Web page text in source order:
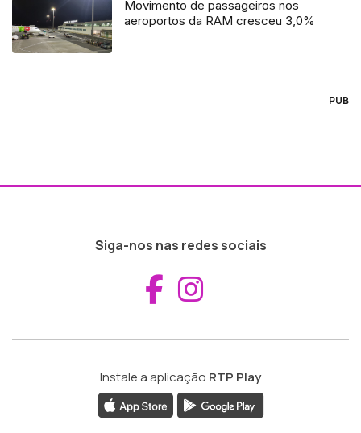
Movimento de passageiros nos
aeroportos da RAM cresceu 3,0%
PUB
Siga-nos nas redes sociais
Aceder ao
Instale a aplicação RTP Play